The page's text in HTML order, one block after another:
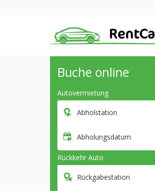
Buche online
Autovermietung
Abholstation
Abholungsdatum
Rückkehr Auto
Rückgabestation